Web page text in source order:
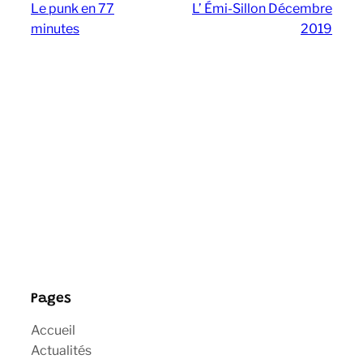
Le punk en 77
minutes
L’ Émi-Sillon Décembre
2019
Pages
Accueil
Actualités